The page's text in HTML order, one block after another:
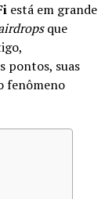
destinados a
por
nos últimos
trouxe
está em grande
que
pontos, suas
fenômeno